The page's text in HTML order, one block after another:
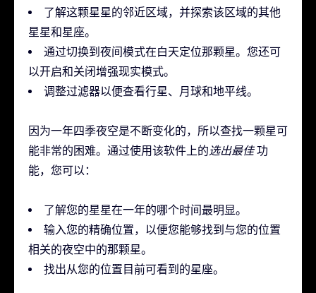
了解这颗星星的邻近区域，并探索该区域的其他
星星和星座。
通过切换到夜间模式在白天定位那颗星。您还可
以开启和关闭增强现实模式。
调整过滤器以便查看行星、月球和地平线。
因为一年四季夜空是不断变化的，所以查找一颗星可
能非常的困难。通过使用该软件上的选出最佳功
能，您可以：
了解您的星星在一年的哪个时间最明显。
输入您的精确位置，以便您能够找到与您的位置
相关的夜空中的那颗星。
找出从您的位置目前可看到的星座。